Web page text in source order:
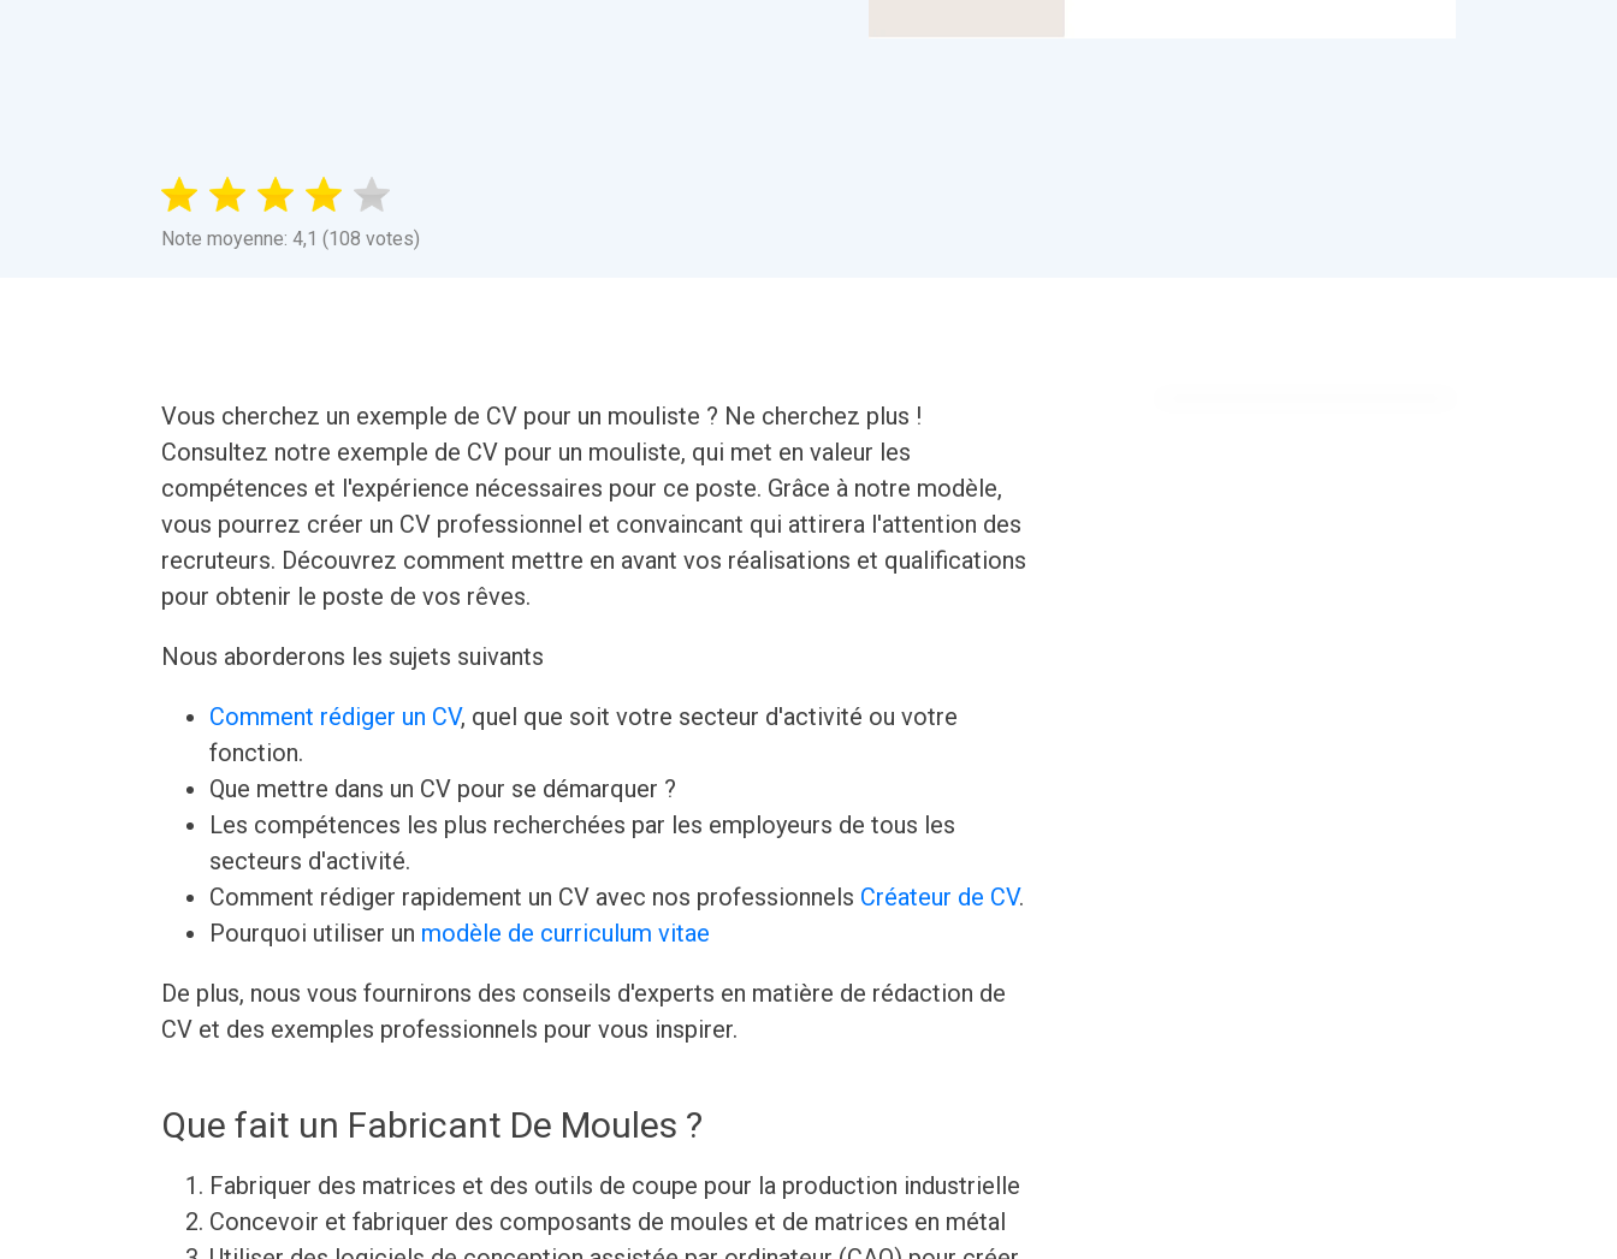
Note moyenne: 4,1 (108 votes)
Vous cherchez un exemple de CV pour un mouliste ? Ne cherchez plus !
Consultez notre exemple de CV pour un mouliste, qui met en valeur les
compétences et l'expérience nécessaires pour ce poste. Grâce à notre modèle,
vous pourrez créer un CV professionnel et convaincant qui attirera l'attention des
recruteurs. Découvrez comment mettre en avant vos réalisations et qualifications
pour obtenir le poste de vos rêves.
Nous aborderons les sujets suivants
Comment rédiger un CV, quel que soit votre secteur d'activité ou votre
fonction.
Que mettre dans un CV pour se démarquer ?
Les compétences les plus recherchées par les employeurs de tous les
secteurs d'activité.
Comment rédiger rapidement un CV avec nos professionnels Créateur de CV.
Pourquoi utiliser un modèle de curriculum vitae
De plus, nous vous fournirons des conseils d'experts en matière de rédaction de
CV et des exemples professionnels pour vous inspirer.
Que fait un Fabricant De Moules ?
Fabriquer des matrices et des outils de coupe pour la production industrielle
Concevoir et fabriquer des composants de moules et de matrices en métal